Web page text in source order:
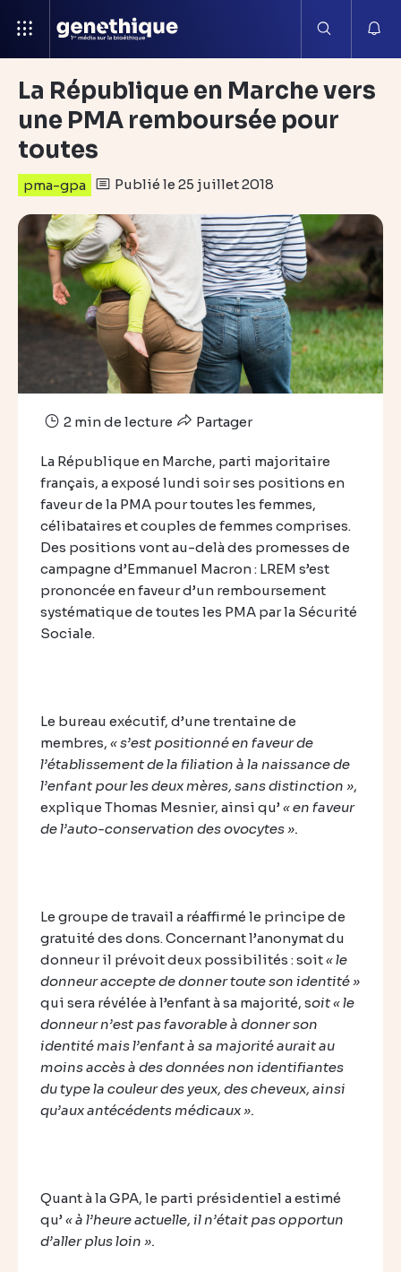
La République en Marche vers
une PMA remboursée pour
toutes
pma-gpa Publié le 25 juillet 2018
2 min de lecture Partager
La République en Marche, parti majoritaire
français, a exposé lundi soir ses positions en
faveur de la PMA pour toutes les femmes,
célibataires et couples de femmes comprises.
Des positions vont au-delà des promesses de
campagne d’Emmanuel Macron : LREM s’est
prononcée en faveur d’un remboursement
systématique de toutes les PMA par la Sécurité
Sociale.
Le bureau exécutif, d’une trentaine de
membres, « s’est positionné en faveur de
l’établissement de la filiation à la naissance de
l’enfant pour les deux mères, sans distinction »,
explique Thomas Mesnier, ainsi qu’ « en faveur
de l’auto-conservation des ovocytes ».
Le groupe de travail a réaffirmé le principe de
gratuité des dons. Concernant l’anonymat du
donneur il prévoit deux possibilités : soit« le
donneur accepte de donner toute son identité »
qui sera révélée à l’enfant à sa majorité, soit« le
donneur n’est pas favorable à donner son
identité mais l’enfant à sa majorité aurait au
moins accès à des données non identifiantes
du type la couleur des yeux, des cheveux, ainsi
qu’aux antécédents médicaux ».
Quant à la GPA, le parti présidentiel a estimé
qu’ « à l’heure actuelle, il n’était pas opportun
d’aller plus loin ».